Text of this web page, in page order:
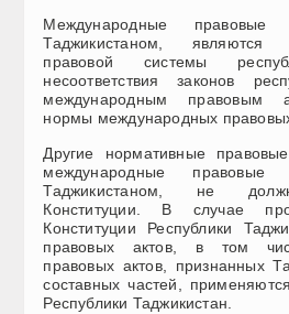
Международные правовые
Таджикистаном, являются
правовой системы
несоответствия законов
международным правовым
нормы международных
Другие нормативные
международные правовые
Таджикистаном, не
Конституции. В случае
Конституции Республики
правовых актов, в том
правовых актов, признанных
составных частей,
Республики Таджикистан.